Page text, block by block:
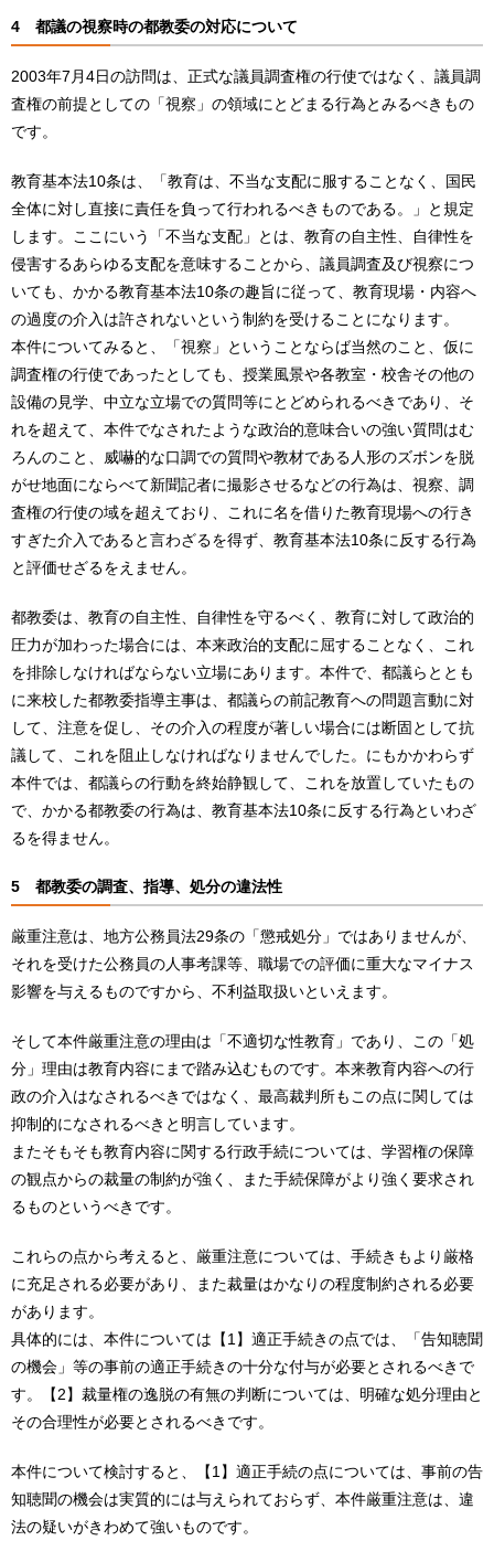
4 都議の視察時の都教委の対応について
2003年7月4日の訪問は、正式な議員調査権の行使ではなく、議員調
査権の前提としての「視察」の領域にとどまる行為とみるべきもの
です。
教育基本法10条は、「教育は、不当な支配に服することなく、国民
全体に対し直接に責任を負って行われるべきものである。」と規定
します。ここにいう「不当な支配」とは、教育の自主性、自律性を
侵害するあらゆる支配を意味することから、議員調査及び視察につ
いても、かかる教育基本法10条の趣旨に従って、教育現場・内容へ
の過度の介入は許されないという制約を受けることになります。
本件についてみると、「視察」ということならば当然のこと、仮に
調査権の行使であったとしても、授業風景や各教室・校舎その他の
設備の見学、中立な立場での質問等にとどめられるべきであり、そ
れを超えて、本件でなされたような政治的意味合いの強い質問はむ
ろんのこと、威嚇的な口調での質問や教材である人形のズボンを脱
がせ地面にならべて新聞記者に撮影させるなどの行為は、視察、調
査権の行使の域を超えており、これに名を借りた教育現場への行き
すぎた介入であると言わざるを得ず、教育基本法10条に反する行為
と評価せざるをえません。
都教委は、教育の自主性、自律性を守るべく、教育に対して政治的
圧力が加わった場合には、本来政治的支配に屈することなく、これ
を排除しなければならない立場にあります。本件で、都議らととも
に来校した都教委指導主事は、都議らの前記教育への問題言動に対
して、注意を促し、その介入の程度が著しい場合には断固として抗
議して、これを阻止しなければなりませんでした。にもかかわらず
本件では、都議らの行動を終始静観して、これを放置していたもの
で、かかる都教委の行為は、教育基本法10条に反する行為といわざ
るを得ません。
5 都教委の調査、指導、処分の違法性
厳重注意は、地方公務員法29条の「懲戒処分」ではありませんが、
それを受けた公務員の人事考課等、職場での評価に重大なマイナス
影響を与えるものですから、不利益取扱いといえます。
そして本件厳重注意の理由は「不適切な性教育」であり、この「処
分」理由は教育内容にまで踏み込むものです。本来教育内容への行
政の介入はなされるべきではなく、最高裁判所もこの点に関しては
抑制的になされるべきと明言しています。
またそもそも教育内容に関する行政手続については、学習権の保障
の観点からの裁量の制約が強く、また手続保障がより強く要求され
るものというべきです。
これらの点から考えると、厳重注意については、手続きもより厳格
に充足される必要があり、また裁量はかなりの程度制約される必要
があります。
具体的には、本件については【1】適正手続きの点では、「告知聴聞
の機会」等の事前の適正手続きの十分な付与が必要とされるべきで
す。【2】裁量権の逸脱の有無の判断については、明確な処分理由と
その合理性が必要とされるべきです。
本件について検討すると、【1】適正手続の点については、事前の告
知聴聞の機会は実質的には与えられておらず、本件厳重注意は、違
法の疑いがきわめて強いものです。